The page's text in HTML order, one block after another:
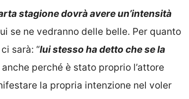
stagione dovrà avere un’intensità
se ne vedranno delle belle. Per quanto
sarà: “lui stesso ha detto che se la
anche perché è stato proprio l’attore
la propria intenzione nel voler